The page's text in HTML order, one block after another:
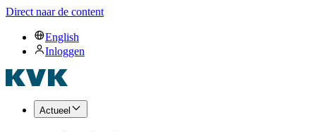
Direct naar de content
English
Inloggen
Actueel